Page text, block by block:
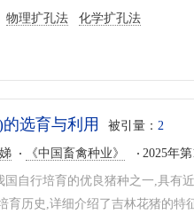
物理扩孔法 化学扩孔法
选育与利用 被引量： 2
《中国畜禽种业》 2025年
自行培育的优良猪种之一,具有
育历史,详细介绍了吉林花猪的特